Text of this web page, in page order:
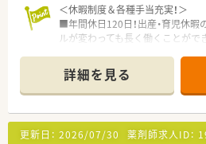
＜休暇制度＆各種手当充実！＞
■年間休日120日！出産・育児休暇
ルが変わっても長く働くことができ
際には転居を伴う異動の打診を行
りません。
■毎月最大30,000円までの住宅補
■他にも、ご経験に応じて職務手
手当が充実しています。
詳細を見る
更新日： 2026/07/30 薬剤師求人ID：